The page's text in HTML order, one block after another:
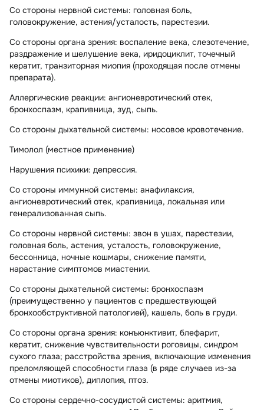
Со стороны нервной системы: головная боль,
головокружение, астения/усталость, парестезии.
Со стороны органа зрения: воспаление века, слезотечение,
раздражение и шелушение века, иридоциклит, точечный
кератит, транзиторная миопия (проходящая после отмены
препарата).
Аллергические реакции: ангионевротический отек,
бронхоспазм, крапивница, зуд, сыпь.
Со стороны дыхательной системы: носовое кровотечение.
Тимолол (местное применение)
Нарушения психики: депрессия.
Со стороны иммунной системы: анафилаксия,
ангионевротический отек, крапивница, локальная или
генерализованная сыпь.
Со стороны нервной системы: звон в ушах, парестезии,
головная боль, астения, усталость, головокружение,
бессонница, ночные кошмары, снижение памяти,
нарастание симптомов миастении.
Со стороны дыхательной системы: бронхоспазм
(преимущественно у пациентов с предшествующей
бронхообструктивной патологией), кашель, боль в груди.
Со стороны органа зрения: конъюнктивит, блефарит,
кератит, снижение чувствительности роговицы, синдром
сухого глаза; расстройства зрения, включающие изменения
преломляющей способности глаза (в ряде случаев из-за
отмены миотиков), диплопия, птоз.
Со стороны сердечно-сосудистой системы: аритмия,